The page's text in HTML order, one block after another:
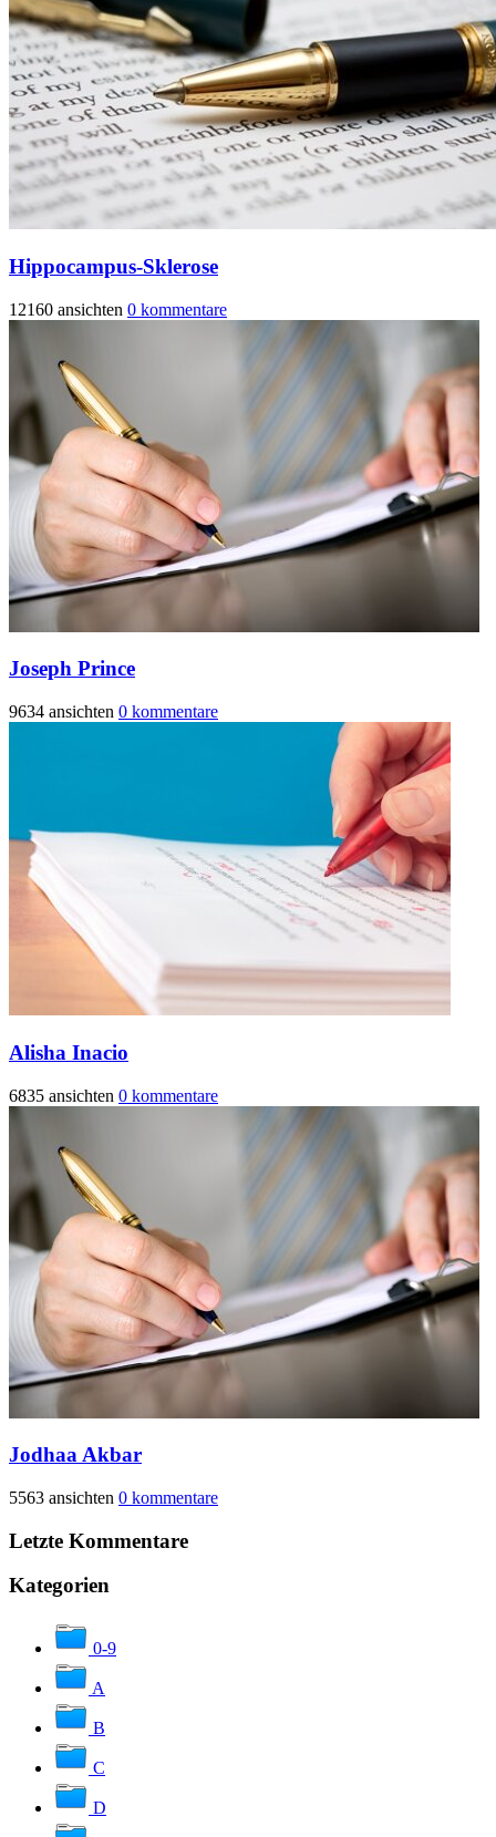
Hippocampus-Sklerose
12160 ansichten 0 kommentare
Joseph Prince
9634 ansichten 0 kommentare
Alisha Inacio
6835 ansichten 0 kommentare
Jodhaa Akbar
5563 ansichten 0 kommentare
Letzte Kommentare
Kategorien
0-9
A
B
C
D